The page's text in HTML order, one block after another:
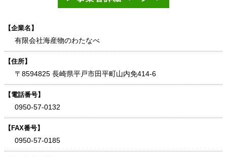
【企業名】
有限会社海産物のわたなべ
【住所】
〒8594825 長崎県平戸市田平町山内免414-6
【電話番号】
0950-57-0132
【FAX番号】
0950-57-0185